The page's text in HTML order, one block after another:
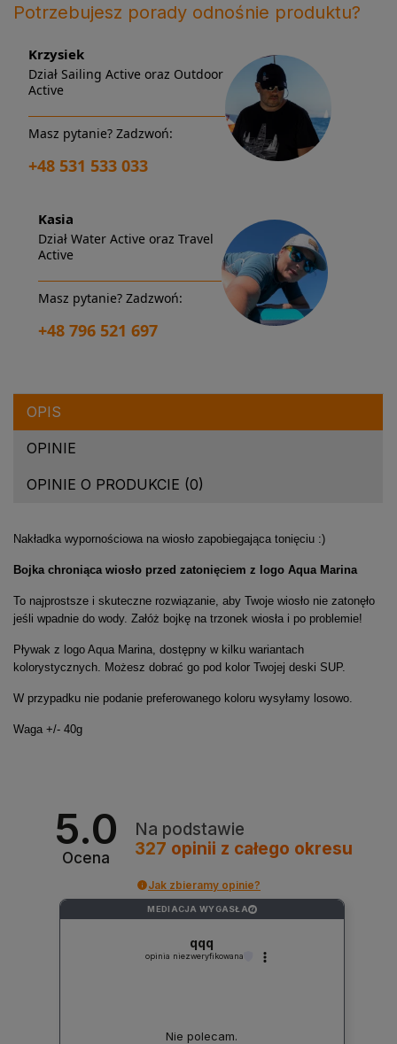
Potrzebujesz porady odnośnie produktu?
Krzysiek
Dział Sailing Active oraz Outdoor
Active
Masz pytanie? Zadzwoń:
+48 531 533 033
Kasia
Dział Water Active oraz Travel
Active
Masz pytanie? Zadzwoń:
+48 796 521 697
OPIS
OPINIE
OPINIE O PRODUKCIE (0)
Nakładka wypornościowa na wiosło zapobiegająca tonięciu :)
Bojka chroniąca wiosło przed zatonięciem z logo Aqua Marina
To najprostsze i skuteczne rozwiązanie, aby Twoje wiosło nie zatonęło
jeśli wpadnie do wody. Załóż bojkę na trzonek wiosła i po problemie!
Pływak z logo Aqua Marina, dostępny w kilku wariantach
kolorystycznych. Możesz dobrać go pod kolor Twojej deski SUP.
W przypadku nie podanie preferowanego koloru wysyłamy losowo.
Waga +/- 40g
5.0
Ocena
Na podstawie
327 opinii z całego okresu
Jak zbieramy opinie?
MEDIACJA WYGASŁA ?
qqq
opinia niezweryfikowana
Nie polecam.